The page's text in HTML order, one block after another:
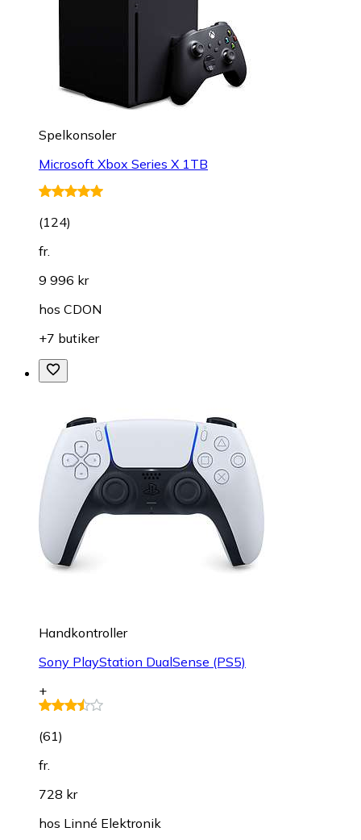
Spelkonsoler
Microsoft Xbox Series X 1TB
(124)
fr.
9 996 kr
hos CDON
+7 butiker
Handkontroller
Sony PlayStation DualSense (PS5)
+
(61)
fr.
728 kr
hos Linné Elektronik